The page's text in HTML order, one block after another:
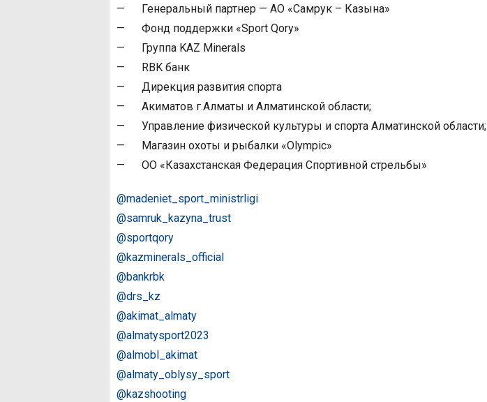
— Генеральный партнер — АО «Самрук – Казына»
— Фонд поддержки «Sport Qory»
— Группа KAZ Minerals
— RBK банк
— Дирекция развития спорта
— Акиматов г.Алматы и Алматинской области;
— Управление физической культуры и спорта Алматинской области;
— Магазин охоты и рыбалки «Olympic»
— ОО «Казахстанская Федерация Спортивной стрельбы»
@madeniet_sport_ministrligi
@samruk_kazyna_trust
@sportqory
@kazminerals_official
@bankrbk
@drs_kz
@akimat_almaty
@almatysport2023
@almobl_akimat
@almaty_oblysy_sport
@kazshooting